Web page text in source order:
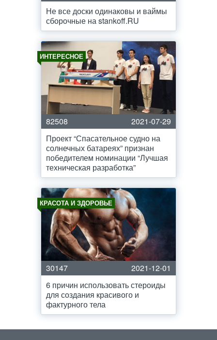
Не все доски одинаковы и ваймы
сборочные на stankoff.RU
ИНТЕРЕСНОЕ
82508
2021-07-29
Проект “Спасательное судно на
солнечных батареях” признан
победителем номинации “Лучшая
техническая разработка”
КРАСОТА И ЗДОРОВЬЕ
30147
2021-12-01
6 причин использовать стероиды
для создания красивого и
фактурного тела